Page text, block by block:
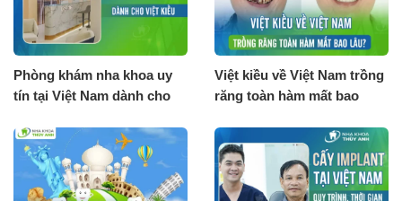
Phòng khám nha khoa uy
tín tại Việt Nam dành cho
Việt kiều về Việt Nam trồng
răng toàn hàm mất bao